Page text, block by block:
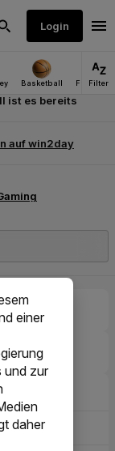
einer
und zur
daher
ist es bereits